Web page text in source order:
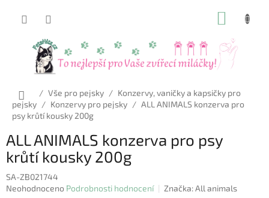
Domů
/ Vše pro pejsky / Konzervy, vaničky a kapsičky pro
pejsky / Konzervy pro pejsky / ALL ANIMALS konzerva pro
psy krůtí kousky 200g
ALL ANIMALS konzerva pro psy
krůtí kousky 200g
SA-ZB021744
Průměrné
Neohodnoceno Podrobnosti hodnocení Značka:All animals